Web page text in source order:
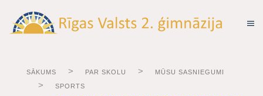
SĀKUMS PAR SKOLU
MŪSU SASNIEGUMI
SPORTS